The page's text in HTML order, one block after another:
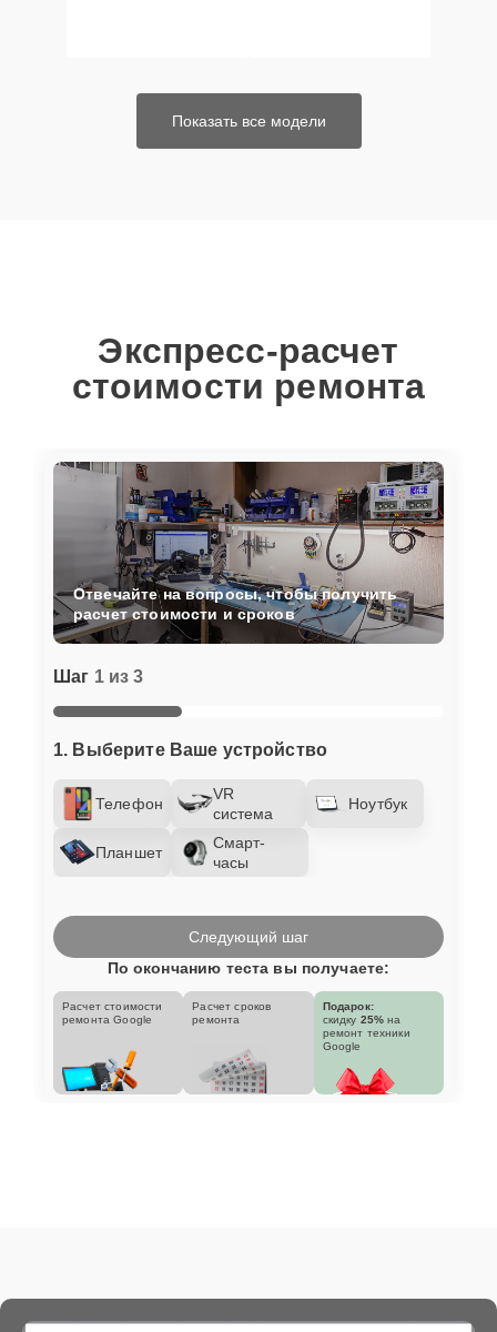
Показать все модели
Экспресс-расчет
стоимости ремонта
Шаг 1 из 3
1. Выберите Ваше устройство
Телефон
VR
система
Ноутбук
Планшет
Смарт-
часы
Отвечайте на вопросы, чтобы получить
расчет стоимости и сроков
Следующий шаг
По окончанию теста вы получаете:
Расчет стоимости
ремонта Google
Расчет сроков
ремонта
Подарок:
скидку 25% на
ремонт техники
Google